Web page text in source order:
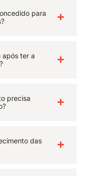
para
após ter a
precisa
das